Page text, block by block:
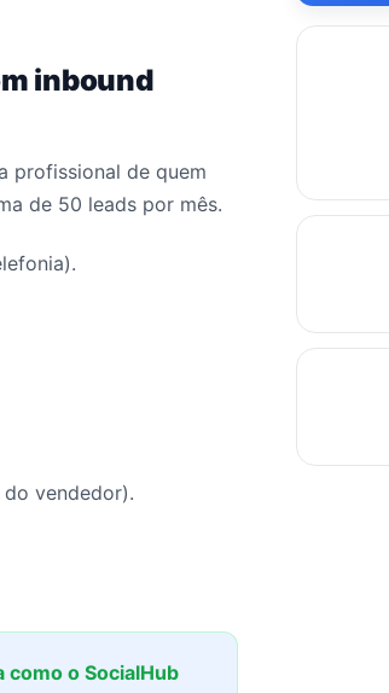
inbound
profissional de quem
de 50 leads por mês.
vendedor).
como o SocialHub